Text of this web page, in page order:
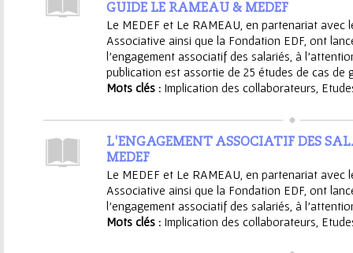
GUIDE LE RAMEAU & MEDEF
Le MEDEF et Le RAMEAU, en partenariat avec
Associative ainsi que la Fondation EDF, ont
l’engagement associatif des salariés, à
publication est assortie de 25 études de cas de
Mots clés : Implication des collaborateurs
L'ENGAGEMENT ASSOCIATIF DES
MEDEF
Le MEDEF et Le RAMEAU, en partenariat avec
Associative ainsi que la Fondation EDF, ont
l’engagement associatif des salariés, à
Mots clés : Implication des collaborateurs